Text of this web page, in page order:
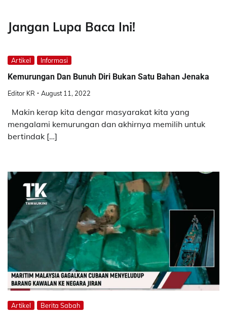
Jangan Lupa Baca Ini!
Artikel Informasi
Kemurungan Dan Bunuh Diri Bukan Satu Bahan Jenaka
Editor KR August 11, 2022
Makin kerap kita dengar masyarakat kita yang
mengalami kemurungan dan akhirnya memilih untuk
bertindak […]
Artikel Berita Sabah